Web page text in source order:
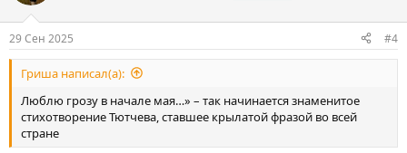
29 Сен 2025 #4
Гриша написал(а):
Люблю грозу в начале мая…» – так начинается знаменитое
стихотворение Тютчева, ставшее крылатой фразой во всей
стране